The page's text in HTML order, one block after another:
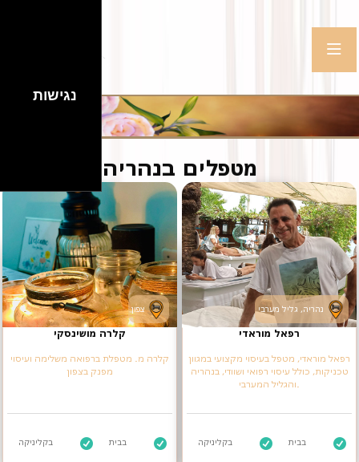
מטפלים בנהריה
צפון
קלרה מושינסקי
קלרה מ. מטפלת ברפואה משלימה ועיסוי
מפנק בצפון
בקליניקה בבית
רפאל מוראדי
רפאל מוראדי, מטפל בעיסוי מקצועי במגוון
טכניקות, כולל עיסוי רפואי ושוודי, בנהריה
בקליניקה בבית
נגישות